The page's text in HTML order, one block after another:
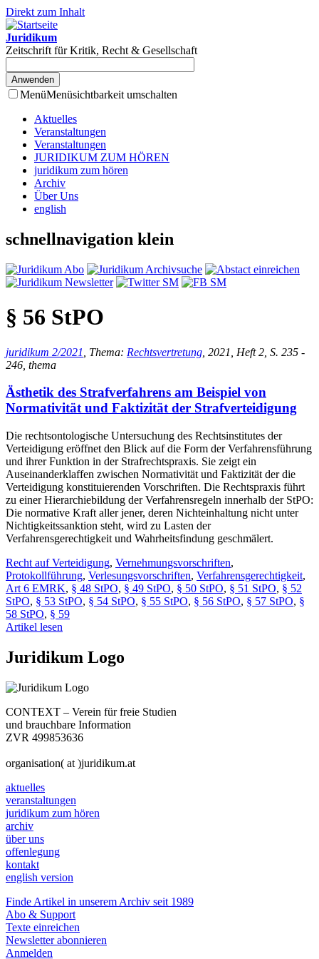
Direkt zum Inhalt
Juridikum
Zeitschrift für Kritik, Recht & Gesellschaft
MenüMenüsichtbarkeit umschalten
Aktuelles
Veranstaltungen
Veranstaltungen
JURIDIKUM ZUM HÖREN
juridikum zum hören
Archiv
Über Uns
english
schnellnavigation klein
§ 56 StPO
juridikum 2/2021 , Thema: Rechtsvertretung , 2021, Heft 2, S. 235 -
246, thema
Ästhetik des Strafverfahrens am Beispiel von
Normativität und Faktizität der Strafverteidigung
Die rechtsontologische Untersuchung des Rechtsinstitutes der
Verteidigung eröffnet den Blick auf die Form der Verfahrensführung
und ihrer Funktion in der Strafrechtspraxis. Sie zeigt ein
Auseinanderklaffen zwischen Normativität und Faktizität der die
Verteidigung konstituierenden Vorschriften. Die Rechtspraxis führt
zu einer Hierarchiebildung der Verfahrensregeln innerhalb der StPO:
Die normative Kraft aller jener, deren Nichteinhaltung nicht unter
Nichtigkeitssanktion steht, wird zu Lasten der
Verfahrensgerechtigkeit und Wahrheitsfindung geschmälert.
Recht auf Verteidigung, Vernehmungsvorschriften,
Protokollführung, Verlesungsvorschriften, Verfahrensgerechtigkeit,
Art 6 EMRK, § 48 StPO, § 49 StPO, § 50 StPO, § 51 StPO, § 52
StPO, § 53 StPO, § 54 StPO, § 55 StPO, § 56 StPO, § 57 StPO, §
58 StPO, § 59
Artikel lesen
Juridikum Logo
CONTEXT – Verein für freie Studien
und brauchbare Information
ZVR 499853636
organisation( at )juridikum.at
aktuelles
veranstaltungen
juridikum zum hören
archiv
über uns
offenlegung
kontakt
english version
Finde Artikel in unserem Archiv seit 1989
Abo & Support
Texte einreichen
Newsletter abonnieren
Anmelden